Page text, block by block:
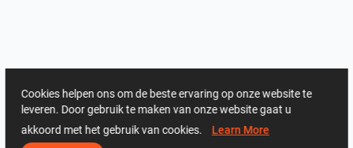
Cookies helpen ons om de beste ervaring op onze website te
leveren. Door gebruik te maken van onze website gaat u
akkoord met het gebruik van cookies. Learn More